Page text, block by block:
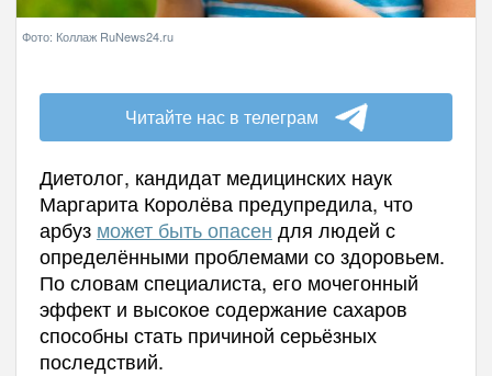
Фото: Коллаж RuNews24.ru
Читайте нас в телеграм
Диетолог, кандидат медицинских наук
Маргарита Королёва предупредила, что
арбуз может быть опасен для людей с
определёнными проблемами со здоровьем.
По словам специалиста, его мочегонный
эффект и высокое содержание сахаров
способны стать причиной серьёзных
последствий.